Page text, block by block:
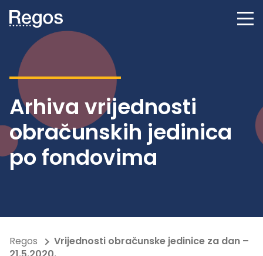
Arhiva vrijednosti
obračunskih jedinica
po fondovima
Regos
Vrijednosti obračunske jedinice za dan –